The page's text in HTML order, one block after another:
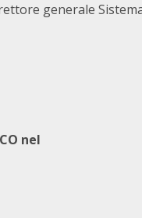
generale
nel